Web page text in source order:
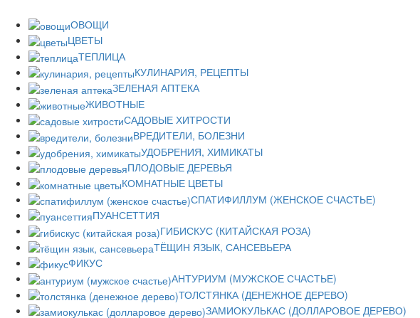
ОВОЩИ
ЦВЕТЫ
ТЕПЛИЦА
КУЛИНАРИЯ, РЕЦЕПТЫ
ЗЕЛЕНАЯ АПТЕКА
ЖИВОТНЫЕ
САДОВЫЕ ХИТРОСТИ
ВРЕДИТЕЛИ, БОЛЕЗНИ
УДОБРЕНИЯ, ХИМИКАТЫ
ПЛОДОВЫЕ ДЕРЕВЬЯ
КОМНАТНЫЕ ЦВЕТЫ
СПАТИФИЛЛУМ (ЖЕНСКОЕ СЧАСТЬЕ)
ПУАНСЕТТИЯ
ГИБИСКУС (КИТАЙСКАЯ РОЗА)
ТЁЩИН ЯЗЫК, САНСЕВЬЕРА
ФИКУС
АНТУРИУМ (МУЖСКОЕ СЧАСТЬЕ)
ТОЛСТЯНКА (ДЕНЕЖНОЕ ДЕРЕВО)
ЗАМИОКУЛЬКАС (ДОЛЛАРОВОЕ ДЕРЕВО)